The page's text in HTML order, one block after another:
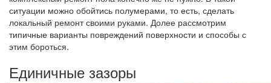
ситуации можно обойтись полумерами, то есть, сделать
локальный ремонт своими руками. Долее рассмотрим
типичные варианты повреждений поверхности и способы с
этим бороться.
Единичные зазоры